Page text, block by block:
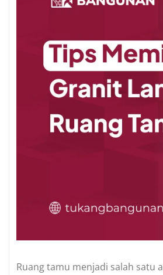
Ruang tamu menjadi salah satu